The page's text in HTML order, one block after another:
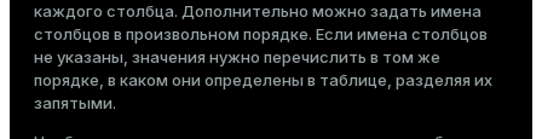
CREATE DATABASE
marketplace;
\c marketplace
каждого столбца. Дополнительно можно задать имена
столбцов в произвольном порядке. Если имена столбцов
не указаны, значения нужно перечислить в том же
порядке, в каком они определены в таблице, разделяя их
запятыми.